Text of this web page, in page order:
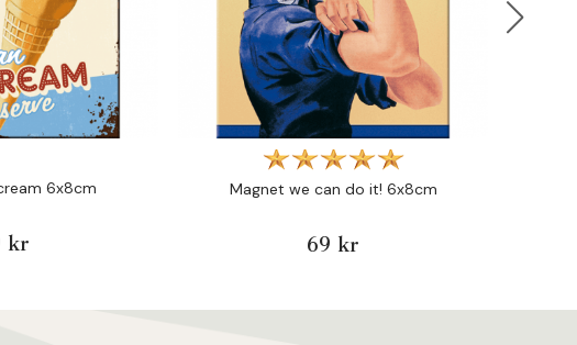
6x8cm
kr
Magnet we can do it! 6x8cm
69 kr